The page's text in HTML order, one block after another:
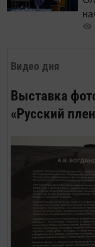
Видео дня
Выставка
«Русский